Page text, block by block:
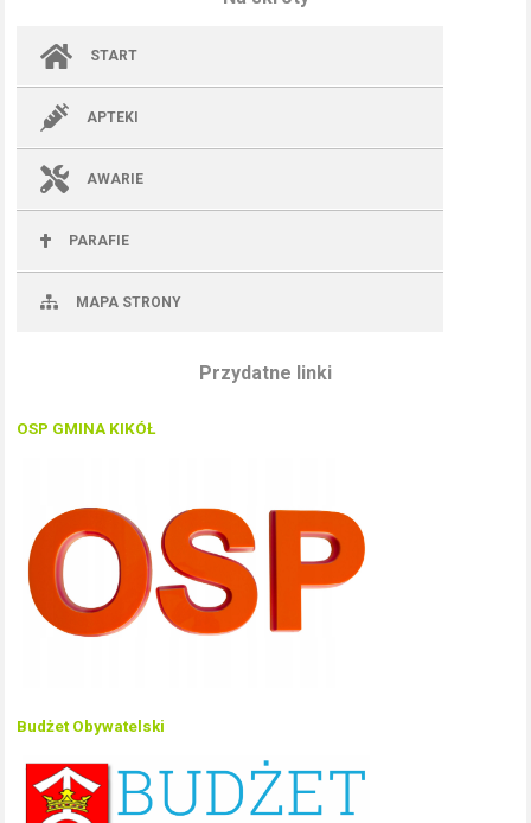
START
APTEKI
AWARIE
PARAFIE
MAPA STRONY
Przydatne linki
OSP GMINA KIKÓŁ
Budżet Obywatelski